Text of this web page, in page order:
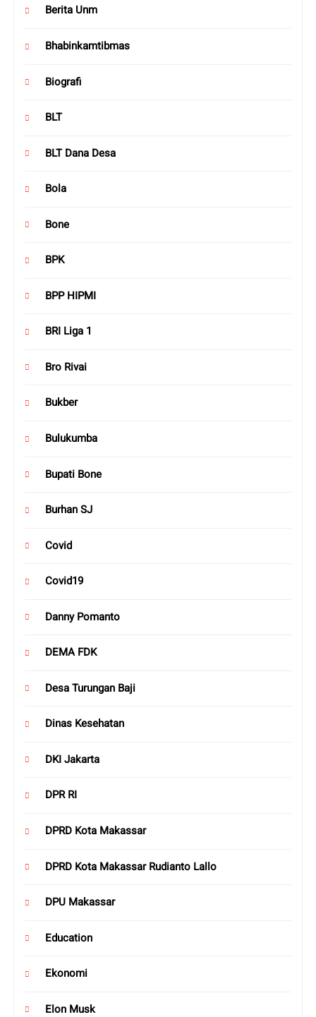
Berita Unm
Bhabinkamtibmas
Biografi
BLT
BLT Dana Desa
Bola
Bone
BPK
BPP HIPMI
BRI Liga 1
Bro Rivai
Bukber
Bulukumba
Bupati Bone
Burhan SJ
Covid
Covid19
Danny Pomanto
DEMA FDK
Desa Turungan Baji
Dinas Kesehatan
DKI Jakarta
DPR RI
DPRD Kota Makassar
DPRD Kota Makassar Rudianto Lallo
DPU Makassar
Education
Ekonomi
Elon Musk